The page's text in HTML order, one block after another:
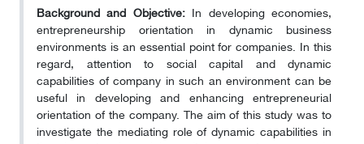
Background and Objective:In developing economies,
entrepreneurship orientation in dynamic business
environments is an essential point for companies. In this
regard, attention to social capital and dynamic
capabilities of company in such an environment can be
useful in developing and enhancing entrepreneurial
orientation of the company. The aim of this study was to
investigate the mediating role of dynamic capabilities in